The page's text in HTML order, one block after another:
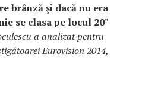
brânză şi dacă nu era
se clasa pe locul 20"
a analizat pentru
Eurovision 2014,